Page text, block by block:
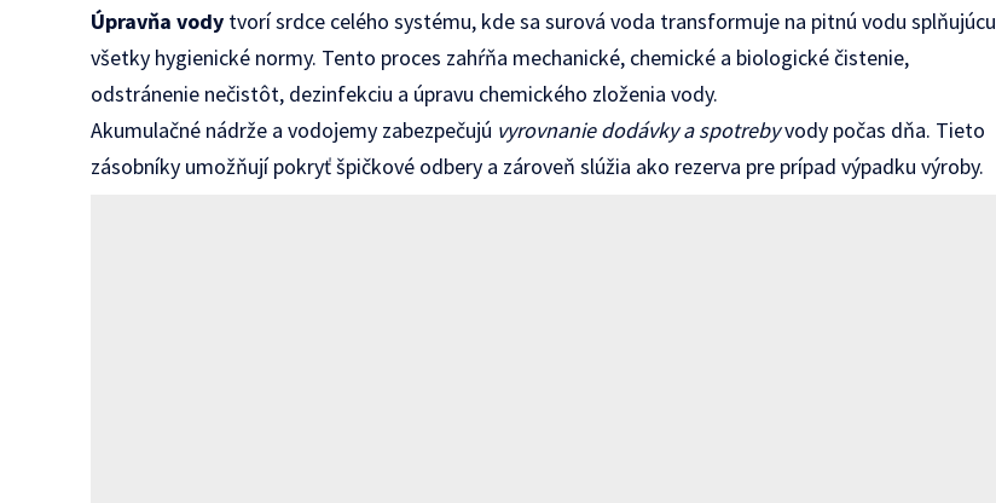
Úpravňa vody tvorí srdce celého systému, kde sa surová voda transformuje na pitnú vodu splňujúcu
všetky hygienické normy. Tento proces zahŕňa mechanické, chemické a biologické čistenie,
odstránenie nečistôt, dezinfekciu a úpravu chemického zloženia vody.
Akumulačné nádrže a vodojemy zabezpečujú vyrovnanie dodávky a spotrebyvody počas dňa. Tieto
zásobníky umožňují pokryť špičkové odbery a zároveň slúžia ako rezerva pre prípad výpadku výroby.